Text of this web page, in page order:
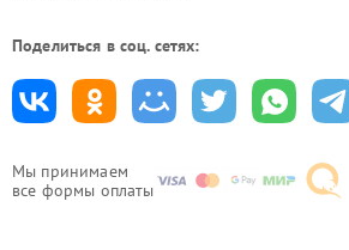
Мы принимаем
все формы оплаты
Поделиться в соц. сетях: